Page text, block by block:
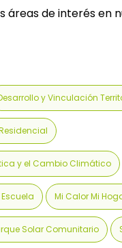
de interés en
y Vinculación
y el Cambio Climático
Mi Calor Mi
Solar Comunitario